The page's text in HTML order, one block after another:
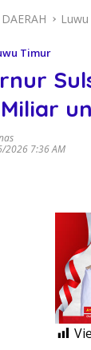
DAERAH
Timur
Miliar
2026 7:36 AM